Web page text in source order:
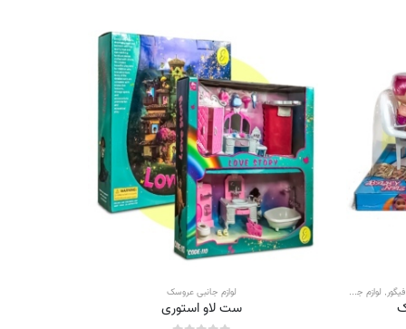
فیگور, لوازم جانبی عروسک لوازم جانبی عروسک
ست لاو استوری